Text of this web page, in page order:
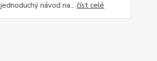
jednoduchý návod na...číst celé